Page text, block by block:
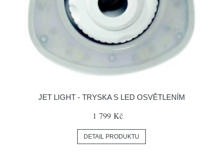
JET LIGHT - TRYSKA S LED OSVĚTLENÍM
1 799 Kč
DETAIL PRODUKTU